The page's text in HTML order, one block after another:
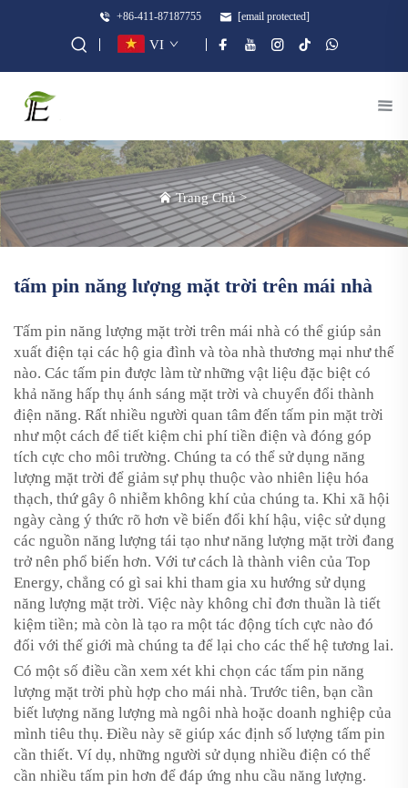
+86-411-87187755 [email protected]
VI
Trang Chủ>
tấm pin năng lượng mặt trời trên mái nhà
Tấm pin năng lượng mặt trời trên mái nhà có thể giúp sản
xuất điện tại các hộ gia đình và tòa nhà thương mại như thế
nào. Các tấm pin được làm từ những vật liệu đặc biệt có
khả năng hấp thụ ánh sáng mặt trời và chuyển đổi thành
điện năng. Rất nhiều người quan tâm đến tấm pin mặt trời
như một cách để tiết kiệm chi phí tiền điện và đóng góp
tích cực cho môi trường. Chúng ta có thể sử dụng năng
lượng mặt trời để giảm sự phụ thuộc vào nhiên liệu hóa
thạch, thứ gây ô nhiễm không khí của chúng ta. Khi xã hội
ngày càng ý thức rõ hơn về biến đổi khí hậu, việc sử dụng
các nguồn năng lượng tái tạo như năng lượng mặt trời đang
trở nên phổ biến hơn. Với tư cách là thành viên của Top
Energy, chẳng có gì sai khi tham gia xu hướng sử dụng
năng lượng mặt trời. Việc này không chỉ đơn thuần là tiết
kiệm tiền; mà còn là tạo ra một tác động tích cực nào đó
đối với thế giới mà chúng ta để lại cho các thế hệ tương lai.
Có một số điều cần xem xét khi chọn các tấm pin năng
lượng mặt trời phù hợp cho mái nhà. Trước tiên, bạn cần
biết lượng năng lượng mà ngôi nhà hoặc doanh nghiệp của
mình tiêu thụ. Điều này sẽ giúp xác định số lượng tấm pin
cần thiết. Ví dụ, những người sử dụng nhiều điện có thể
cần nhiều tấm pin hơn để đáp ứng nhu cầu năng lượng.